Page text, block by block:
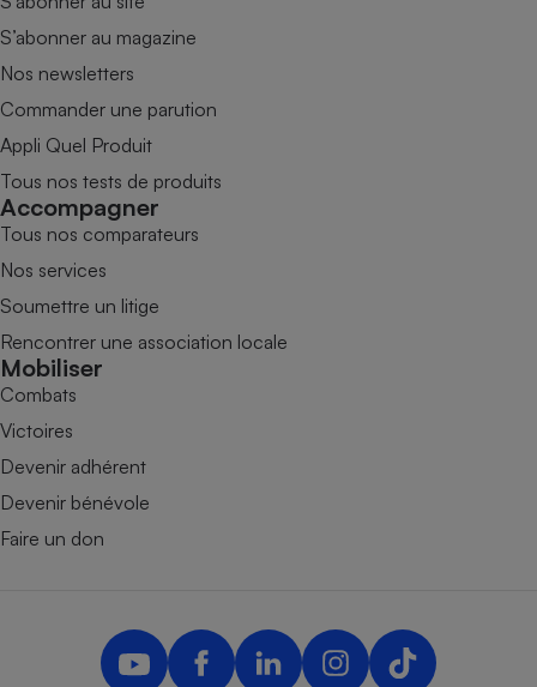
S’abonner au magazine
Nos newsletters
Commander une parution
Appli Quel Produit
Tous nos tests de produits
Accompagner
Tous nos comparateurs
Nos services
Soumettre un litige
Rencontrer une association locale
Mobiliser
Combats
Victoires
Devenir adhérent
Devenir bénévole
Faire un don